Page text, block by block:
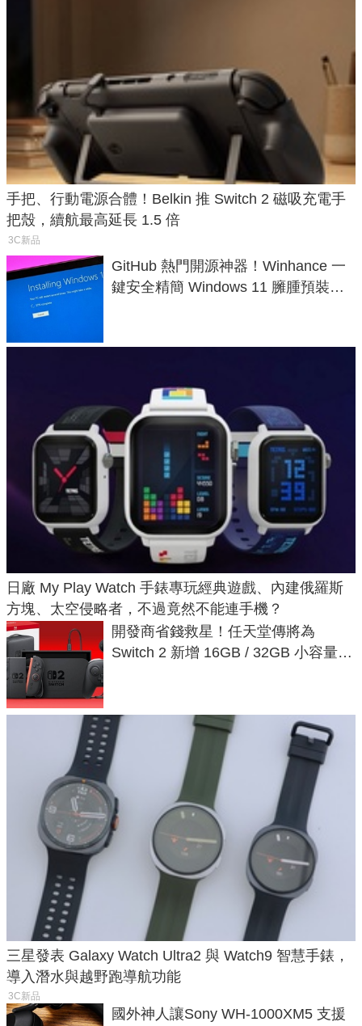
手把、行動電源合體！Belkin 推 Switch 2 磁吸充電手
把殼，續航最高延長 1.5 倍
3C新品
GitHub 熱門開源神器！Winhance 一
鍵安全精簡 Windows 11 臃腫預裝軟
日廠 My Play Watch 手錶專玩經典遊戲、內建俄羅斯
方塊、太空侵略者，不過竟然不能連手機？
開發商省錢救星！任天堂傳將為
Switch 2 新增 16GB / 32GB 小容量遊
三星發表 Galaxy Watch Ultra2 與 Watch9 智慧手錶，
導入潛水與越野跑導航功能
3C新品
國外神人讓Sony WH-1000XM5 支援